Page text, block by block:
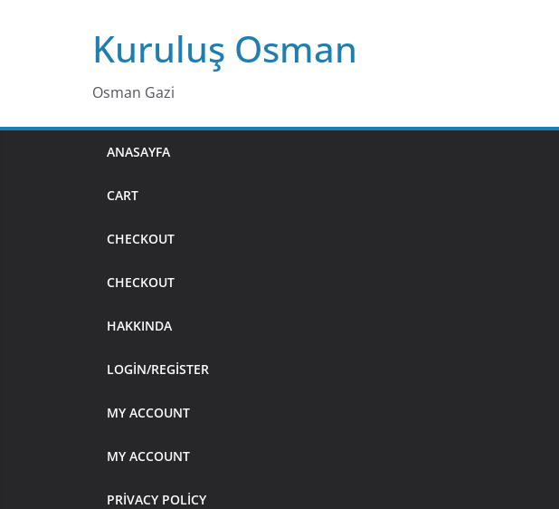
Kuruluş Osman
Osman Gazi
ANASAYFA
CART
CHECKOUT
CHECKOUT
HAKKINDA
LOGIN/REGISTER
MY ACCOUNT
MY ACCOUNT
PRIVACY POLICY